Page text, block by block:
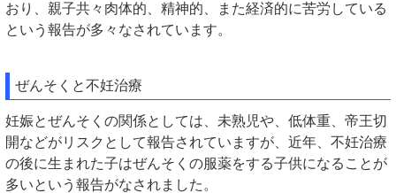
おり、親子共々肉体的、精神的、また経済的に苦労している
という報告が多々なされています。
ぜんそくと不妊治療
妊娠とぜんそくの関係としては、未熟児や、低体重、帝王切
開などがリスクとして報告されていますが、近年、不妊治療
の後に生まれた子はぜんそくの服薬をする子供になることが
多いという報告がなされました。